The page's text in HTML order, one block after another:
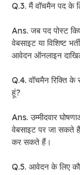
Q.3. मैं वॉचमैन पद के
Ans. जब पद पोस्ट
वेबसाइट या विशिष्ट
आवेदन ऑनलाइन
Q.4. वॉचमैन रिक्ति
हूं?
Ans. उम्मीदवार
वेबसाइट पर जा सकते
कर सकते हैं।
Q.5. आवेदन के लिए